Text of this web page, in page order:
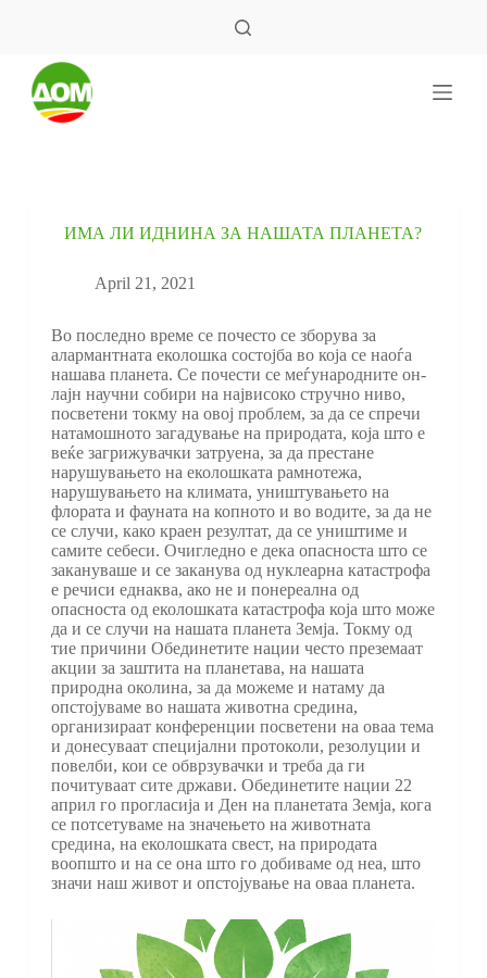
ИМА ЛИ ИДНИНА ЗА НАШАТА ПЛАНЕТА?
April 21, 2021
Во последно време се почесто се зборува за
алармантната еколошка состојба во која се наоѓа
нашава планета. Се почести се меѓународните он-
лајн научни собири на највисоко стручно ниво,
посветени токму на овој проблем, за да се спречи
натамошното загадување на природата, која што е
веќе загрижувачки затруена, за да престане
нарушувањето на еколошката рамнотежа,
нарушувањето на климата, уништувањето на
флората и фауната на копното и во водите, за да не
се случи, како краен резултат, да се уништиме и
самите себеси. Очигледно е дека опасноста што се
закануваше и се заканува од нуклеарна катастрофа
е речиси еднаква, ако не и понереална од
опасноста од еколошката катастрофа која што може
да и се случи на нашата планета Земја. Токму од
тие причини Обединетите нации често преземаат
акции за заштита на планетава, на нашата
природна околина, за да можеме и натаму да
опстојуваме во нашата животна средина,
организираат конференции посветени на оваа тема
и донесуваат специјални протоколи, резолуции и
повелби, кои се обврзувачки и треба да ги
почитуваат сите држави. Обединетите нации 22
април го прогласија и Ден на планетата Земја, кога
се потсетуваме на значењето на животната
средина, на еколошката свест, на природата
воопшто и на се она што го добиваме од неа, што
значи наш живот и опстојување на оваа планета.